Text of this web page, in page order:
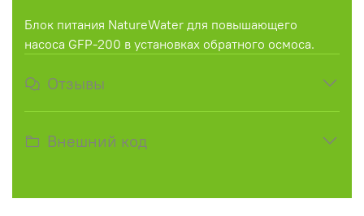
Блок питания NatureWater для повышающего
насоса GFP-200 в установках обратного осмоса.
Отзывы
Внешний код